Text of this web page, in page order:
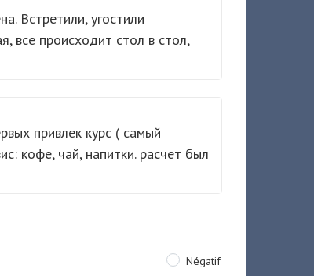
Встретили, угостили
все происходит стол в стол,
привлек курс ( самый
кофе, чай, напитки. расчет был
Négatif